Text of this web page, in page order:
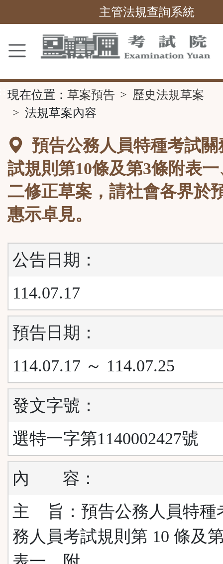
內
容
主管法規查詢系統
現在位置： 草案預告
歷史法規草案
法規草案內容
預告公務人員特種考試關
試規則第10條及第3條附表
二修正草案，請社會各界於
惠示卓見。
公告日期：
114.07.17
預告日期：
114.07.17 ～ 114.07.25
發文字號：
選特一字第1140002427號
內 容：
主 旨：預告公務人員特種
務人員考試規則第 10 條及